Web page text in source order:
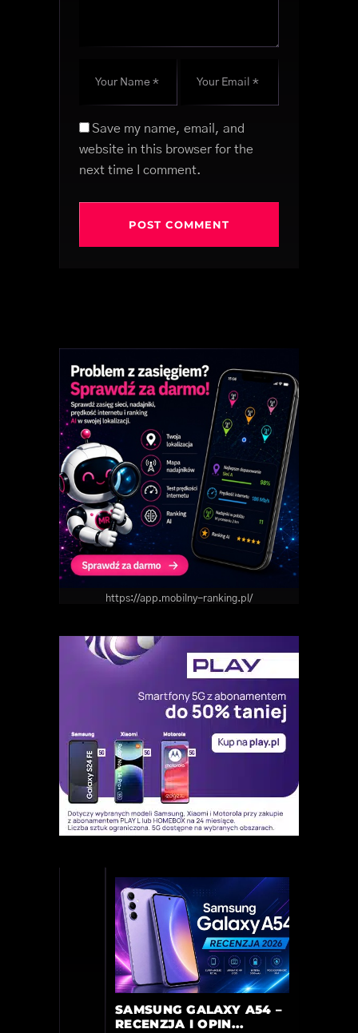
Save my name, email, and
website in this browser for the
next time I comment.
https://app.mobilny-ranking.pl/
SAMSUNG GALAXY A54 –
RECENZJA I OPIN...